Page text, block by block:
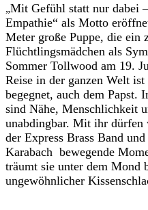
„Mit Gefühl statt nur dabei
Empathie“ als Motto
Meter große Puppe, die ein
Flüchtlingsmädchen als
Sommer Tollwood am 19.
Reise in der ganzen Welt
begegnet, auch dem Papst.
sind Nähe, Menschlichkeit
unabdingbar. Mit ihr
der Express Brass Band
Karabach bewegende
träumt sie unter dem Mond
ungewöhnlicher